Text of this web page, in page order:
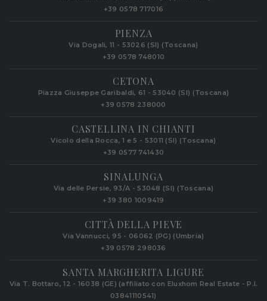
+39 0578 717016
PIENZA
Via Dogali, 11 - 53026 (SI) (Toscana)
+39 0578 748010
CETONA
Piazza Giuseppe Garibaldi, 61 - 53040 (SI) (Toscana)
+39 0578 238000
CASTELLINA IN CHIANTI
Vicolo della Rocca, 1 e 5 - 53011 (SI) (Toscana)
+39 0577 741430
SINALUNGA
Via delle Persie, 93/A - 53048 (SI) (Toscana)
+39 380 1009419
CITTÀ DELLA PIEVE
Via Vannucci, 95 - 06062 (PG) (Umbria)
+39 0578 298036
SANTA MARGHERITA LIGURE
Via T. Bottaro, 12 - 16038 (GE) (affiliato con Eluxhom Real Estate - P.I.
03841110541)